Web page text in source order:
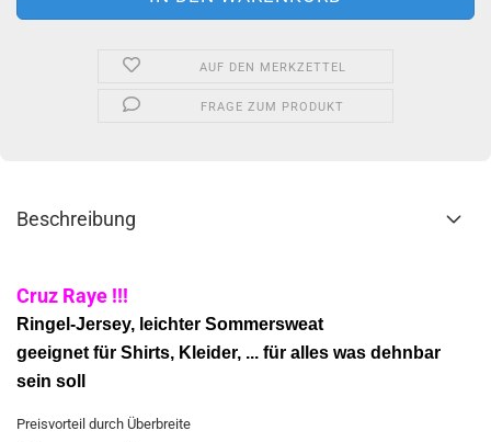
AUF DEN MERKZETTEL
FRAGE ZUM PRODUKT
Beschreibung
Cruz Raye !!!
Ringel-Jersey, leichter Sommersweat
geeignet für Shirts, Kleider, ... für alles was dehnbar
sein soll
Preisvorteil durch Überbreite